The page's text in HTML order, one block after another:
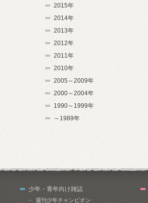
2015年
2014年
2013年
2012年
2011年
2010年
2005～2009年
2000～2004年
1990～1999年
～1989年
少年・青年向け雑誌
週刊少年チャンピオン